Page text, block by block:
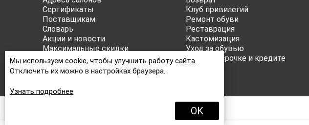
Сертификаты
Поставщикам
Словарь
Акции и новости
Максимальные скидки
Публичная оферта
Политика конфиденциальности
Клуб привилегий
Ремонт обуви
Реставрация
Кастомизация
Уход за обувью
Все о рассрочке и кредите
Мы используем cookie, чтобы улучшить работу сайта.
Отключить их можно в настройках браузера.
Узнать подробнее
OK